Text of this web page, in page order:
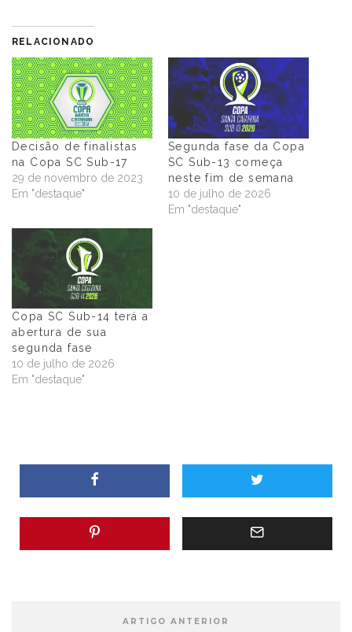
RELACIONADO
Decisão de finalistas
na Copa SC Sub-17
29 de novembro de 2023
Em "destaque"
Segunda fase da Copa
SC Sub-13 começa
neste fim de semana
10 de julho de 2026
Em "destaque"
Copa SC Sub-14 terá a
abertura de sua
segunda fase
10 de julho de 2026
Em "destaque"
ARTIGO ANTERIOR